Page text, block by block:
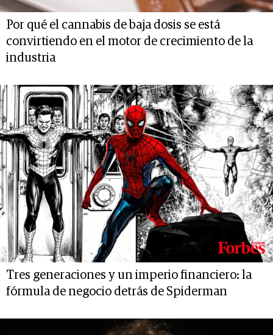
Por qué el cannabis de baja dosis se está
convirtiendo en el motor de crecimiento de la
industria
Tres generaciones y un imperio financiero: la
fórmula de negocio detrás de Spiderman